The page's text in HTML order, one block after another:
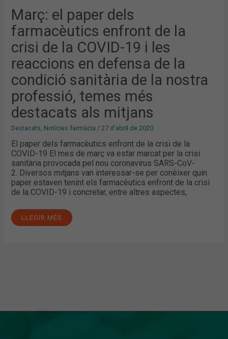
Març: el paper dels
farmacèutics enfront de la
crisi de la COVID-19 i les
reaccions en defensa de la
condició sanitària de la nostra
professió, temes més
destacats als mitjans
Destacats Notícies farmàcia /27 d'abril de 2020
El paper dels farmacèutics enfront de la crisi de la
COVID-19 El mes de març va estar marcat per la crisi
sanitària provocada pel nou coronavirus SARS-CoV-
2. Diversos mitjans van interessar-se per conèixer quin
paper estaven tenint els farmacèutics enfront de la crisi
de la COVID-19 i concretar, entre altres aspectes,
CRISI
DE
LA
COVID-
19
LES
REACCIONS
EN
DEFENSA
LA
SANITÀRIA
DE
LA
NOSTRA
TEMES
DESTACATS
ALS
MITJANS
LLEGIR MÉS